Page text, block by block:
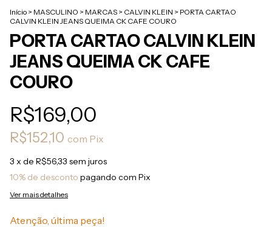
Início > MASCULINO > MARCAS > CALVIN KLEIN > PORTA CARTAO
CALVIN KLEIN JEANS QUEIMA CK CAFE COURO
PORTA CARTAO CALVIN KLEIN
JEANS QUEIMA CK CAFE
COURO
R$169,00
R$152,10 com Pix
3 x de R$56,33 sem juros
10% de desconto pagando com Pix
Ver mais detalhes
Atenção, última peça!